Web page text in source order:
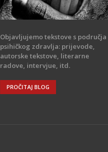
Objavljujemo tekstove s područja
psihičkog zdravlja: prijevode,
autorske tekstove, literarne
radove, intervjue, itd.
PROČITAJ BLOG